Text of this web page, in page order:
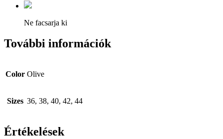
Ne facsarja ki
További információk
Color Olive
Sizes 36, 38, 40, 42, 44
Értékelések